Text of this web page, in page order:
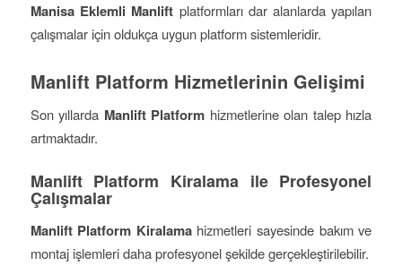
Manisa Eklemli Manlift platformları dar alanlarda yapılan
çalışmalar için oldukça uygun platform sistemleridir.
Manlift Platform Hizmetlerinin Gelişimi
Son yıllarda Manlift Platform hizmetlerine olan talep hızla
artmaktadır.
Manlift Platform Kiralama ile Profesyonel
Çalışmalar
Manlift Platform Kiralamahizmetleri sayesinde bakım ve
montaj işlemleri daha profesyonel şekilde gerçekleştirilebilir.